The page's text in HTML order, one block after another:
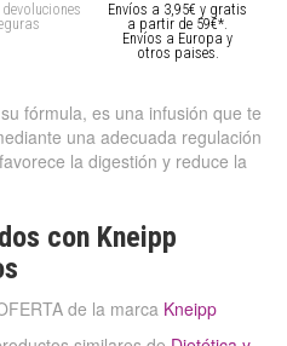
Envíos a 3,95€ y gratis
a partir de 59€*.
Envíos a Europa y
otros paises.
fórmula, es una infusión que te
una adecuada regulación
la digestión y reduce la
con Kneipp
de la marca Kneipp